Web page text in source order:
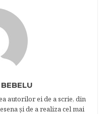
autorilor ei de a scrie, din
şi de a realiza cel mai